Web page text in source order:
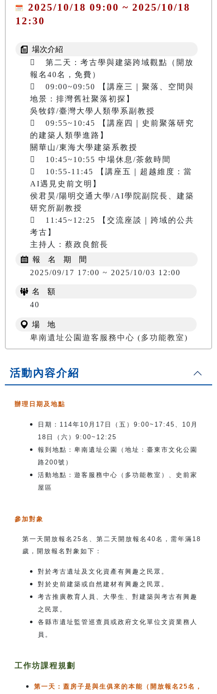
2025/10/18 09:00 ~ 2025/10/18
12:30
場次介紹
	第二天：考古學與建築跨域觀點（開放
報名40名，免費）
	09:00~09:50 【講座三｜聚落、空間與
地景：排灣舊社聚落初探】
吳牧錞/臺灣大學人類學系副教授
	09:55~10:45 【講座四｜史前聚落研究
的建築人類學進路】
關華山/東海大學建築系教授
	10:45~10:55 中場休息/茶敘時間
	10:55-11:45 【講座五｜超越維度：當
AI遇見史前文明】
侯君昊/陽明交通大學/AI學院副院長、建築
研究所副教授
	11:45~12:25 【交流座談｜跨域的公共
考古】
報 名 期 間
2025/09/17 17:00 ~ 2025/10/03 12:00
名 額
40
場 地
卑南遺址公園遊客服務中心 (多功能教室)
活動內容介紹
辦理日期及地點
日期：114年10月17日（五）9:00~17:45、10月
18日（六）9:00~12:25
報到地點：卑南遺址公園（地址：臺東市文化公園
路200號）
活動地點：遊客服務中心（多功能教室）、史前家
屋區
參加對象
第一天開放報名25名、第二天開放報名40名，需年滿18
歲，開放報名對象如下：
對於考古遺址及文化資產有興趣之民眾。
對於史前建築或自然建材有興趣之民眾。
考古推廣教育人員、大學生、對建築與考古有興趣
之民眾。
各縣市遺址監管巡查員或政府文化單位文資業務人
員。
工作坊課程規劃
第一天：蓋房子是與生俱來的本能（開放報名25名，